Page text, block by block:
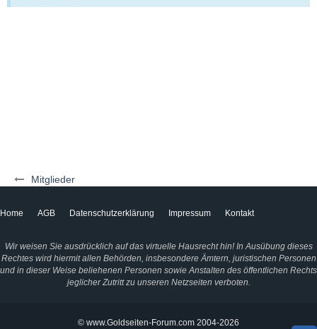
Mitglieder
Home AGB Datenschutzerklärung Impressum Kontakt
Wir weisen Sie ausdrücklich auf das virtuelle Hausrecht hin! In Ausübung dieses
Rechtes wird hiermit allen Behörden, insbesondere Ämtern, juristischen Personen
und in dieser Weise beliehenen Personen sowie Anstalten des öffentlichen Rechts
jeglicher Zutritt zu unseren Netzseiten verboten.
© www.Goldseiten-Forum.com 2004-2026